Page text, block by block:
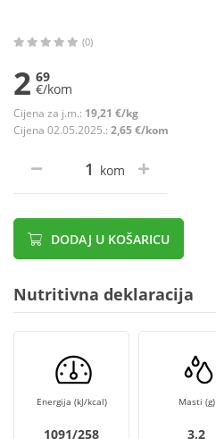
(0)
2 69
€/kom
Cijena za j.m.: 19,21 €/kg
Cijena 02.05.2025.: 2,65 €/kom
kom
DODAJ U KOŠARICU
Nutritivna deklaracija
Energija (kJ/kcal)
1091/258
Masti (g)
3,2